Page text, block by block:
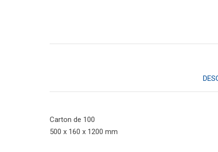
Carton de 100
500 x 160 x 1200 mm